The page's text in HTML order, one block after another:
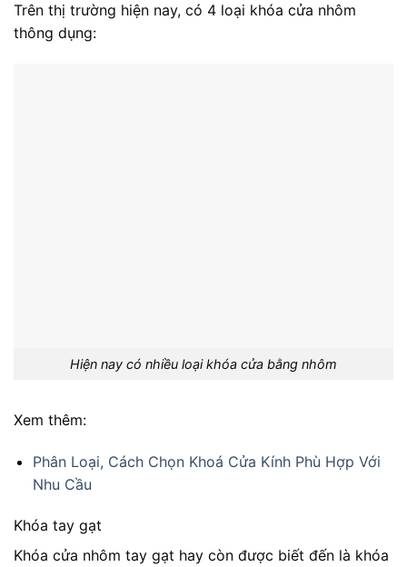
Trên thị trường hiện nay, có 4 loại khóa cửa nhôm
thông dụng:
Hiện nay có nhiều loại khóa cửa bằng nhôm
Xem thêm:
Phân Loại, Cách Chọn Khoá Cửa Kính Phù Hợp Với
Nhu Cầu
Khóa tay gạt
Khóa cửa nhôm tay gạt hay còn được biết đến là khóa